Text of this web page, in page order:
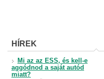
HÍREK
Mi az az ESS, és kell-e
aggódnod a saját autód
miatt?